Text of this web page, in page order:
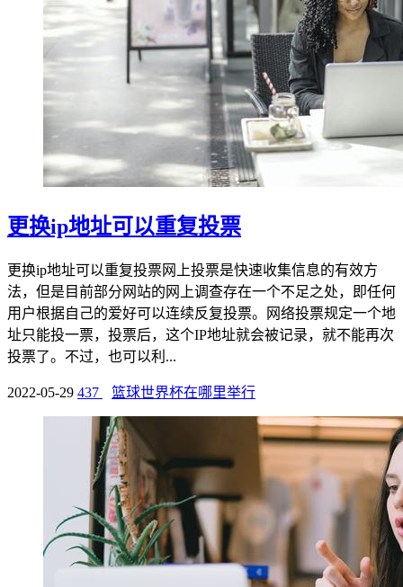
更换ip地址可以重复投票
更换ip地址可以重复投票网上投票是快速收集信息的有效方
法，但是目前部分网站的网上调查存在一个不足之处，即任何
用户根据自己的爱好可以连续反复投票。网络投票规定一个地
址只能投一票，投票后，这个IP地址就会被记录，就不能再次
投票了。不过，也可以利...
2022-05-29 437 篮球世界杯在哪里举行